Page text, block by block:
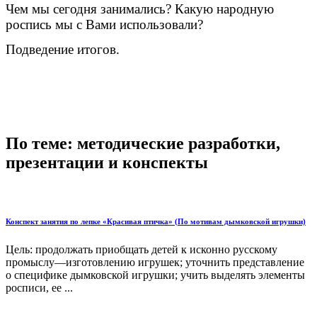
Чем мы сегодня занимались? Какую народную
роспись мы с Вами использовали?
Подведение итогов.
По теме: методические разработки,
презентации и конспекты
Конспект занятия по лепке «Красивая птичка» (По мотивам дымковской игрушки)
Цель: продолжать приобщать детей к исконно русскому
промыслу—изготовлению игрушек; уточнить представление
о специфике дымковской игрушки; учить выделять элементы
росписи, ее ...